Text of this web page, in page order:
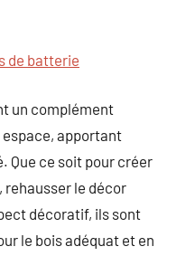
de batterie
un complément
apportant
Que ce soit pour créer
rehausser le décor
décoratif, ils sont
le bois adéquat et en